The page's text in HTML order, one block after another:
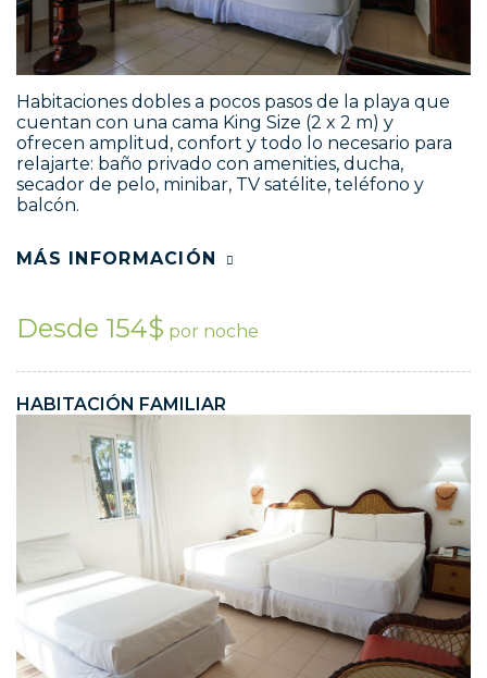
Habitaciones dobles a pocos pasos de la playa que
cuentan con una cama King Size (2 x 2 m) y
ofrecen amplitud, confort y todo lo necesario para
relajarte: baño privado con amenities, ducha,
secador de pelo, minibar, TV satélite, teléfono y
balcón.
MÁS INFORMACIÓN
Desde 154$ por noche
HABITACIÓN FAMILIAR